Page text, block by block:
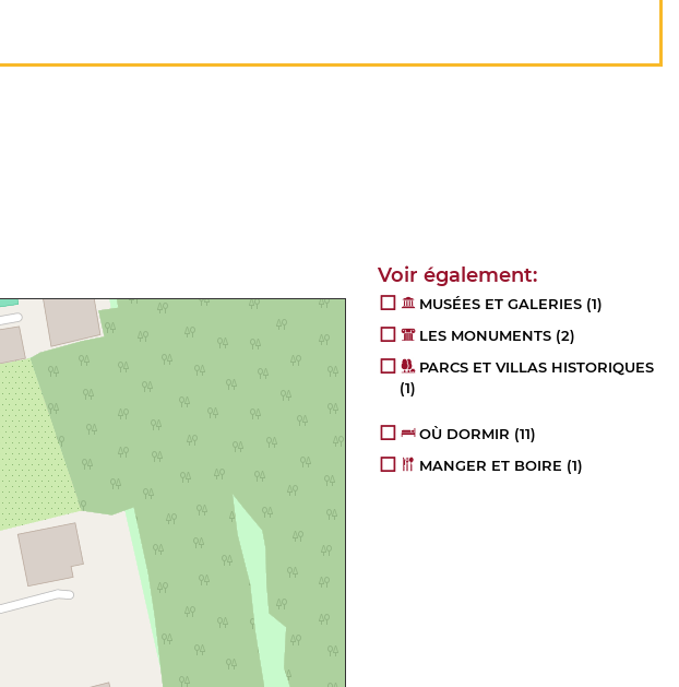
MUSÉES ET GALERIES (1)
LES MONUMENTS (2)
PARCS ET VILLAS HISTORIQUES
(1)
OÙ DORMIR (11)
MANGER ET BOIRE (1)